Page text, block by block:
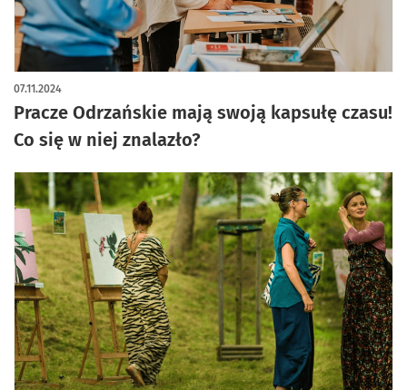
Pracze Odrzańskie mają swoją kapsułę czasu!
Co się w niej znalazło?
07.11.2024
artykuł z galerią zdjęć